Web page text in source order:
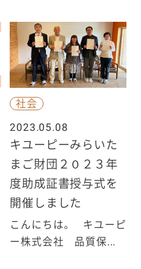
社会
2023.05.08
キユーピーみらいた
まご財団２０２３年
度助成証書授与式を
開催しました
こんにちは。 キユーピ
ー株式会社 品質保...